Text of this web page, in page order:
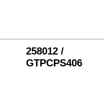
258012 /
GTPCPS406